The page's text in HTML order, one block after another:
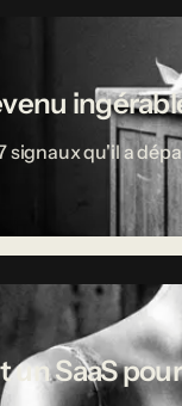
signaux qu'il a
SaaS